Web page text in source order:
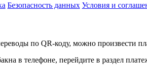
Безопасность данных Условия и
по QR-коду, можно произвести
в телефоне, перейдите в раздел